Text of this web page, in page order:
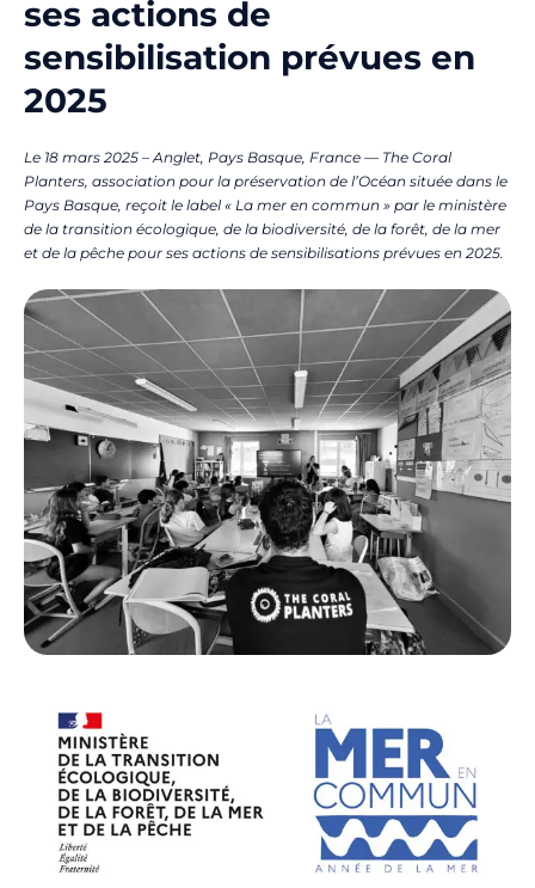
ses actions de
sensibilisation prévues en
2025
Le 18 mars 2025 – Anglet, Pays Basque, France — The Coral
Planters, association pour la préservation de l’Océan située dans le
Pays Basque, reçoit le label « La mer en commun » par le ministère
de la transition écologique, de la biodiversité, de la forêt, de la mer
et de la pêche pour ses actions de sensibilisations prévues en 2025.